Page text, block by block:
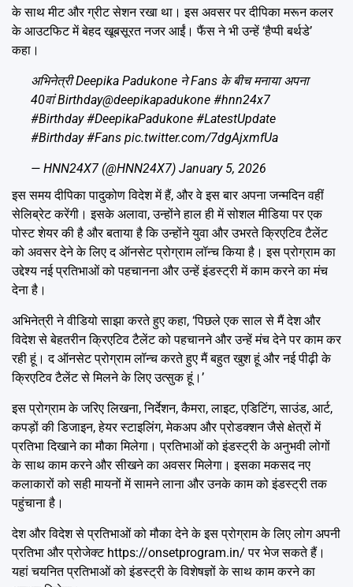
के साथ मीट और ग्रीट सेशन रखा था। इस अवसर पर दीपिका मरून कलर
के आउटफिट में बेहद खूबसूरत नजर आईं। फैंस ने भी उन्हें ‘हैप्पी बर्थडे’
कहा।
अभिनेत्री Deepika Padukone ने Fans के बीच मनाया अपना
40वां Birthday@deepikapadukone #hnn24x7
#Birthday #DeepikaPadukone #LatestUpdate
#Birthday #Fans pic.twitter.com/7dgAjxmfUa
— HNN24X7 (@HNN24X7) January 5, 2026
इस समय दीपिका पादुकोण विदेश में हैं, और वे इस बार अपना जन्मदिन वहीं
सेलिब्रेट करेंगी। इसके अलावा, उन्होंने हाल ही में सोशल मीडिया पर एक
पोस्ट शेयर की है और बताया है कि उन्होंने युवा और उभरते क्रिएटिव टैलेंट
को अवसर देने के लिए द ऑनसेट प्रोग्राम लॉन्च किया है। इस प्रोग्राम का
उद्देश्य नई प्रतिभाओं को पहचानना और उन्हें इंडस्ट्री में काम करने का मंच
देना है।
अभिनेत्री ने वीडियो साझा करते हुए कहा, ‘पिछले एक साल से मैं देश और
विदेश से बेहतरीन क्रिएटिव टैलेंट को पहचानने और उन्हें मंच देने पर काम कर
रही हूं। द ऑनसेट प्रोग्राम लॉन्च करते हुए मैं बहुत खुश हूं और नई पीढ़ी के
क्रिएटिव टैलेंट से मिलने के लिए उत्सुक हूं।’
इस प्रोग्राम के जरिए लिखना, निर्देशन, कैमरा, लाइट, एडिटिंग, साउंड, आर्ट,
कपड़ों की डिजाइन, हेयर स्टाइलिंग, मेकअप और प्रोडक्शन जैसे क्षेत्रों में
प्रतिभा दिखाने का मौका मिलेगा। प्रतिभाओं को इंडस्ट्री के अनुभवी लोगों
के साथ काम करने और सीखने का अवसर मिलेगा। इसका मकसद नए
कलाकारों को सही मायनों में सामने लाना और उनके काम को इंडस्ट्री तक
पहुंचाना है।
देश और विदेश से प्रतिभाओं को मौका देने के इस प्रोग्राम के लिए लोग अपनी
प्रतिभा और प्रोजेक्ट https://onsetprogram.in/ पर भेज सकते हैं।
यहां चयनित प्रतिभाओं को इंडस्ट्री के विशेषज्ञों के साथ काम करने का